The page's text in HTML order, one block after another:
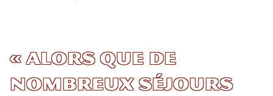
« Alors que de
nombreux séjours